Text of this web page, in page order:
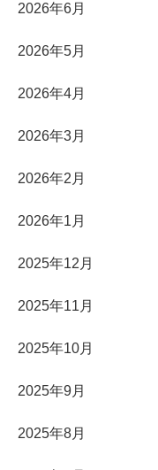
2026年6月
2026年5月
2026年4月
2026年3月
2026年2月
2026年1月
2025年12月
2025年11月
2025年10月
2025年9月
2025年8月